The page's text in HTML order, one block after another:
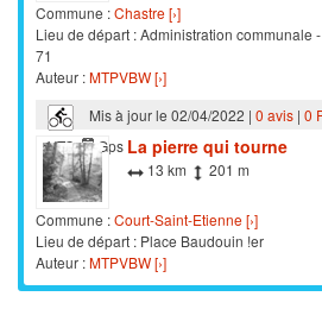
Commune :Chastre [›]
Lieu de départ : Administration communale
71
Auteur :MTPVBW [›]
Mis à jour le 02/04/2022 | 0 avis| 0
VTC
Gps La pierre qui tourne
13 km 201 m
Commune :Court-Saint-Etienne [›]
Lieu de départ : Place Baudouin !er
Auteur :MTPVBW [›]